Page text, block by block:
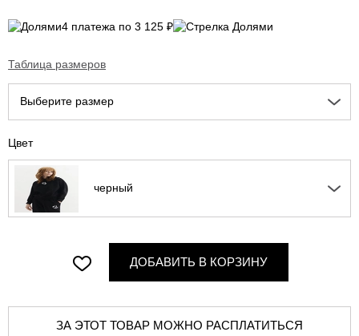
4 платежа по 3 125 ₽
Таблица размеров
Выберите размер
Цвет
черный
ДОБАВИТЬ В КОРЗИНУ
ЗА ЭТОТ ТОВАР МОЖНО РАСПЛАТИТЬСЯ